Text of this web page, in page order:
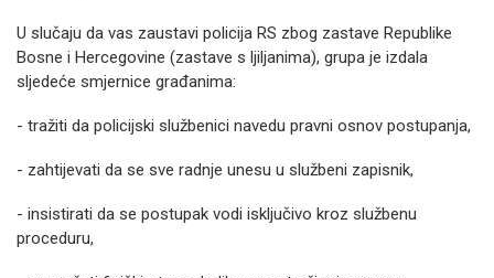
U slučaju da vas zaustavi policija RS zbog zastave Republike
Bosne i Hercegovine (zastave s ljiljanima), grupa je izdala
sljedeće smjernice građanima:
- tražiti da policijski službenici navedu pravni osnov postupanja,
- zahtijevati da se sve radnje unesu u službeni zapisnik,
- insistirati da se postupak vodi isključivo kroz službenu
proceduru,